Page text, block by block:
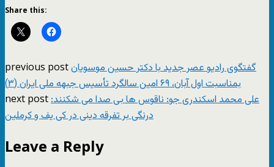
Share this:
previous postگفتگوی رادیو عصر جدید با دکتر حسین موسویان
بمناسبت اول آبان، ۶٩ امین سالگرد تأسیس جبهه ملی ایران (۳)
next postعلی محمد اسکندری جو: ناقوس ها بی صدا می شکنند:
درنگی بر تفرقه دینی در کی یف و کرملین
Leave a Reply